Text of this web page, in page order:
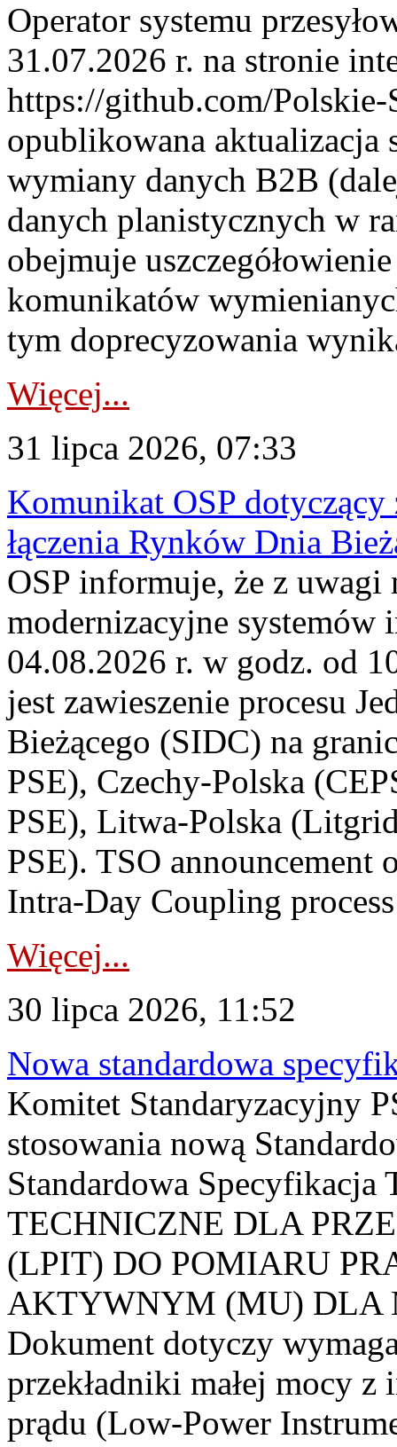
Operator systemu
31.07.2026 r. na stronie
https://github.com/Polskie-
opublikowana aktualizacja
wymiany danych B2B
danych planistycznych w
obejmuje
komunikatów
tym doprecyzowania
Więcej...
31 lipca 2026, 07:33
Komunikat OSP dotyczący
łączenia Rynków Dnia
OSP informuje, że z uwagi
modernizacyjne
04.08.2026 r. w godz. od
jest zawieszenie procesu
Bieżącego (SIDC) na
PSE), Czechy-Polska
PSE), Litwa-Polska
PSE). TSO announcement
Intra-Day Coupling
Więcej...
30 lipca 2026, 11:52
Nowa standardowa
Komitet Standaryzacyjny
stosowania nową
Standardowa
TECHNICZNE DLA
(LPIT) DO POMIARU
AKTYWNYM (MU) DLA
Dokument dotyczy
przekładniki małej mocy
prądu (Low-Power